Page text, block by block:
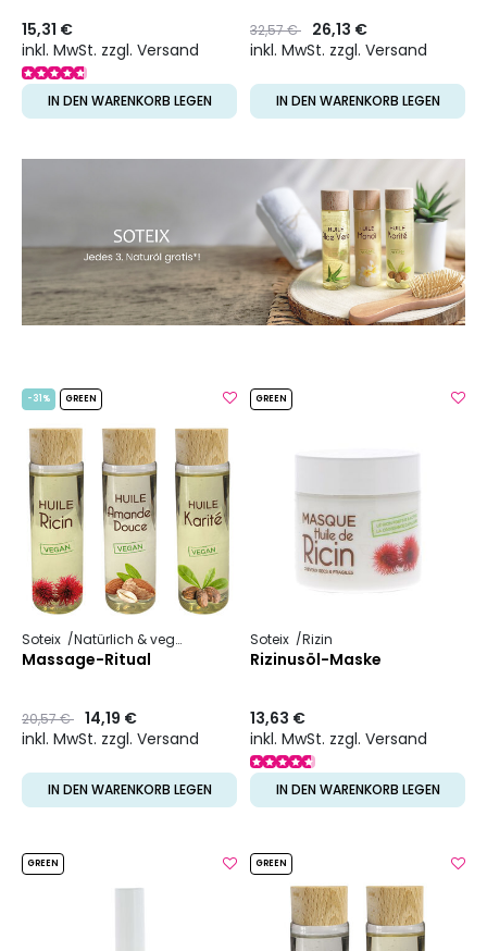
15,31 €
inkl. MwSt. zzgl. Versand
IN DEN WARENKORB LEGEN
Preis
32,57 €to 26,13 €
inkl. MwSt. zzgl. Versand
IN DEN WARENKORB LEGEN
-31% GREEN
Soteix Natürlich & vegan Pflanzliches Öl
Massage-Ritual
Preis
20,57 €to14,19 €
inkl. MwSt. zzgl. Versand
IN DEN WARENKORB LEGEN
GREEN
Soteix Rizin
Rizinusöl-Maske
13,63 €
inkl. MwSt. zzgl. Versand
IN DEN WARENKORB LEGEN
GREEN GREEN